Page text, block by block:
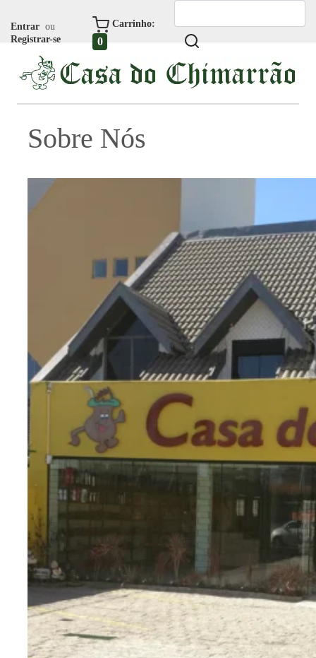
Entrar ou
Registrar-se
Carrinho:
0
Sobre Nós